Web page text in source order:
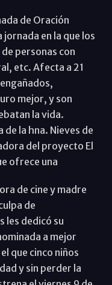
de Oración
en la que los
personas con
etc. Afecta a 21
mejor, y son
la vida.
la hna. Nieves de
del proyecto El
ofrece una
de cine y madre
de
les dedicó su
a mejor
que cinco niños
y sin perder la